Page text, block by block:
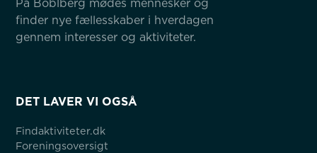
På Boblberg mødes mennesker og
finder nye fællesskaber i hverdagen
gennem interesser og aktiviteter.
DET LAVER VI OGSÅ
Findaktiviteter.dk
Foreningsoversigt